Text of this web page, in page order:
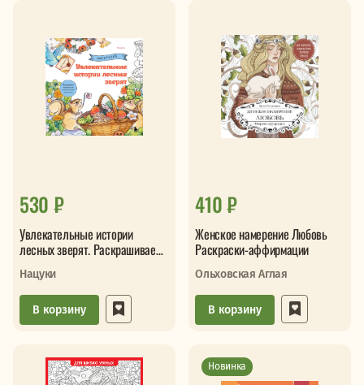
530 ₽
Увлекательные истории
лесных зверят. Раскрашиваем
пуши
Нацуки
В корзину
410 ₽
Женское намерение Любовь
Раскраски-аффирмации
Ольховская Аглая
В корзину
Новинка